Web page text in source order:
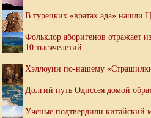
В турецких «вратах ада» нашли
Фольклор аборигенов отражает
10 тысячелетий
Хэллоуин по-нашему
Долгий путь Одиссея домой
Ученые подтвердили китайский